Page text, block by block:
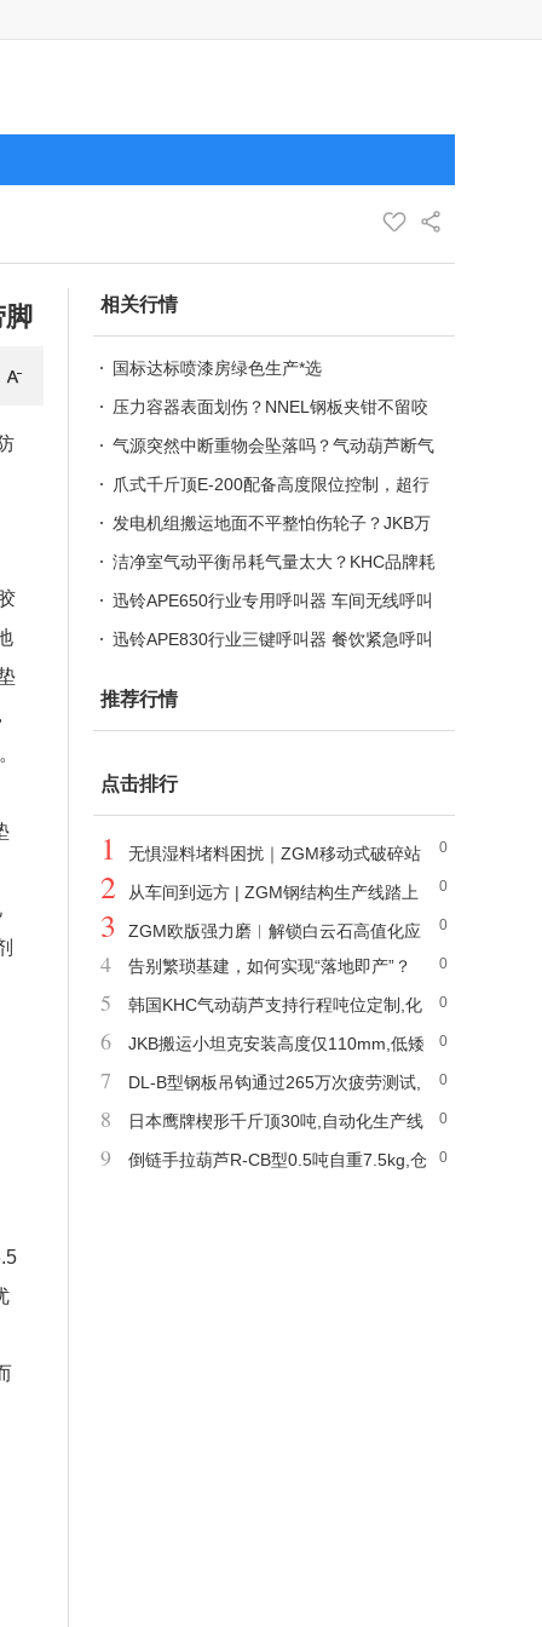
脚 相关行情
国标达标喷漆房绿色生产*选
压力容器表面划伤？NNEL钢板夹钳不留咬
痕,使用寿命10年
气源突然中断重物会坠落吗？气动葫芦断气
保护即刻制动锁死
爪式千斤顶E-200配备高度限位控制，超行
程自动停止杜绝误操作
发电机组搬运地面不平整怕伤轮子？JKB万
向搬运小坦克
洁净室气动平衡吊耗气量太大？KHC品牌耗
气量仅气动葫芦1/50
迅铃APE650行业专用呼叫器 车间无线呼叫
系统现货
迅铃APE830行业三键呼叫器 餐饮紧急呼叫
推荐行情
点击排行
0
1
无惧湿料堵料困扰｜ZGM移动式破碎站
项目获高度认可
0
2
从车间到远方 | ZGM钢结构生产线踏上
新征程
0
3
ZGM欧版强力磨︱解锁白云石高值化应
用的粉磨核心利器
0
4 告别繁琐基建，如何实现“落地即产”？
0
5
韩国KHC气动葫芦支持行程吨位定制,化
工造船等特殊工况按需匹配
0
6
JKB搬运小坦克安装高度仅110mm,低矮
空间轻松潜入
0
7
DL-B型钢板吊钩通过265万次疲劳测试,
钢厂放心用
0
8
日本鹰牌楔形千斤顶30吨,自动化生产线
设备就位微调
0
9
倒链手拉葫芦R-CB型0.5吨自重7.5kg,仓